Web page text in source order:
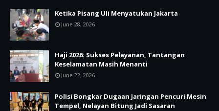
Ketika Pisang Uli Menyatukan Jakarta
June 28, 2026
Haji 2026: Sukses Pelayanan, Tantangan
Keselamatan Masih Menanti
June 22, 2026
Polisi Bongkar Dugaan Jaringan Pencuri Mesin
Tempel, Nelayan Bitung Jadi Sasaran